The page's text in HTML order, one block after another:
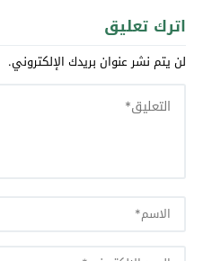
اترك تعليق
لن يتم نشر عنوان بريدك الإلكتروني.